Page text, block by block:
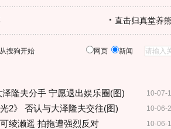
直击归真堂养
搜狗开始 网页 新闻
10-07-
隆夫分手 宁愿退出娱乐圈(图)
10-06-
2》 否认与大泽隆夫交往(图)
10-06-
绫濑遥 拍拖遭强烈反对